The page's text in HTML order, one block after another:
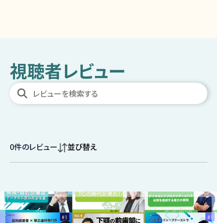
視聴者レビュー
0件のレビュー 並び替え